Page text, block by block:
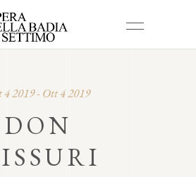
4 2019 - Ott 4 2019
DON